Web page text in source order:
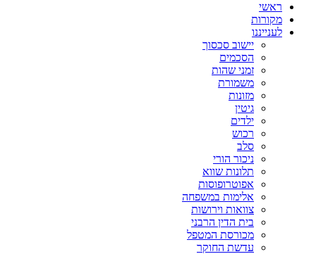
ראשי
מקורות
לענייננו
יישוב סכסוך
הסכמים
זמני שהות
משמורת
מזונות
גיטין
ילדים
רכוש
סלב
ניכור הורי
תלונות שווא
אפוטרופוסות
אלימות במשפחה
צוואות וירושות
בית הדין הרבני
מכורסת המטפל
עדשת החוקר